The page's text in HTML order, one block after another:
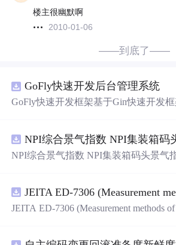
楼主很幽默啊
2010-01-06
——到底了——
GoFly快速开发后台管理系统
GoFly快速开发框架基于Gin快速开发
管理后台等。api文档管理并一键生成
成 CRUD前后端代码丰富组件，基于
大道至简思想，接口单层设计，开发简
码可读性和可维护性好、得益于Go优
发都很优秀、需要硬件资源很小。
NPI综合景气指数 NPI集装箱码头景气
JEITA ED-7306 (Measurement methods